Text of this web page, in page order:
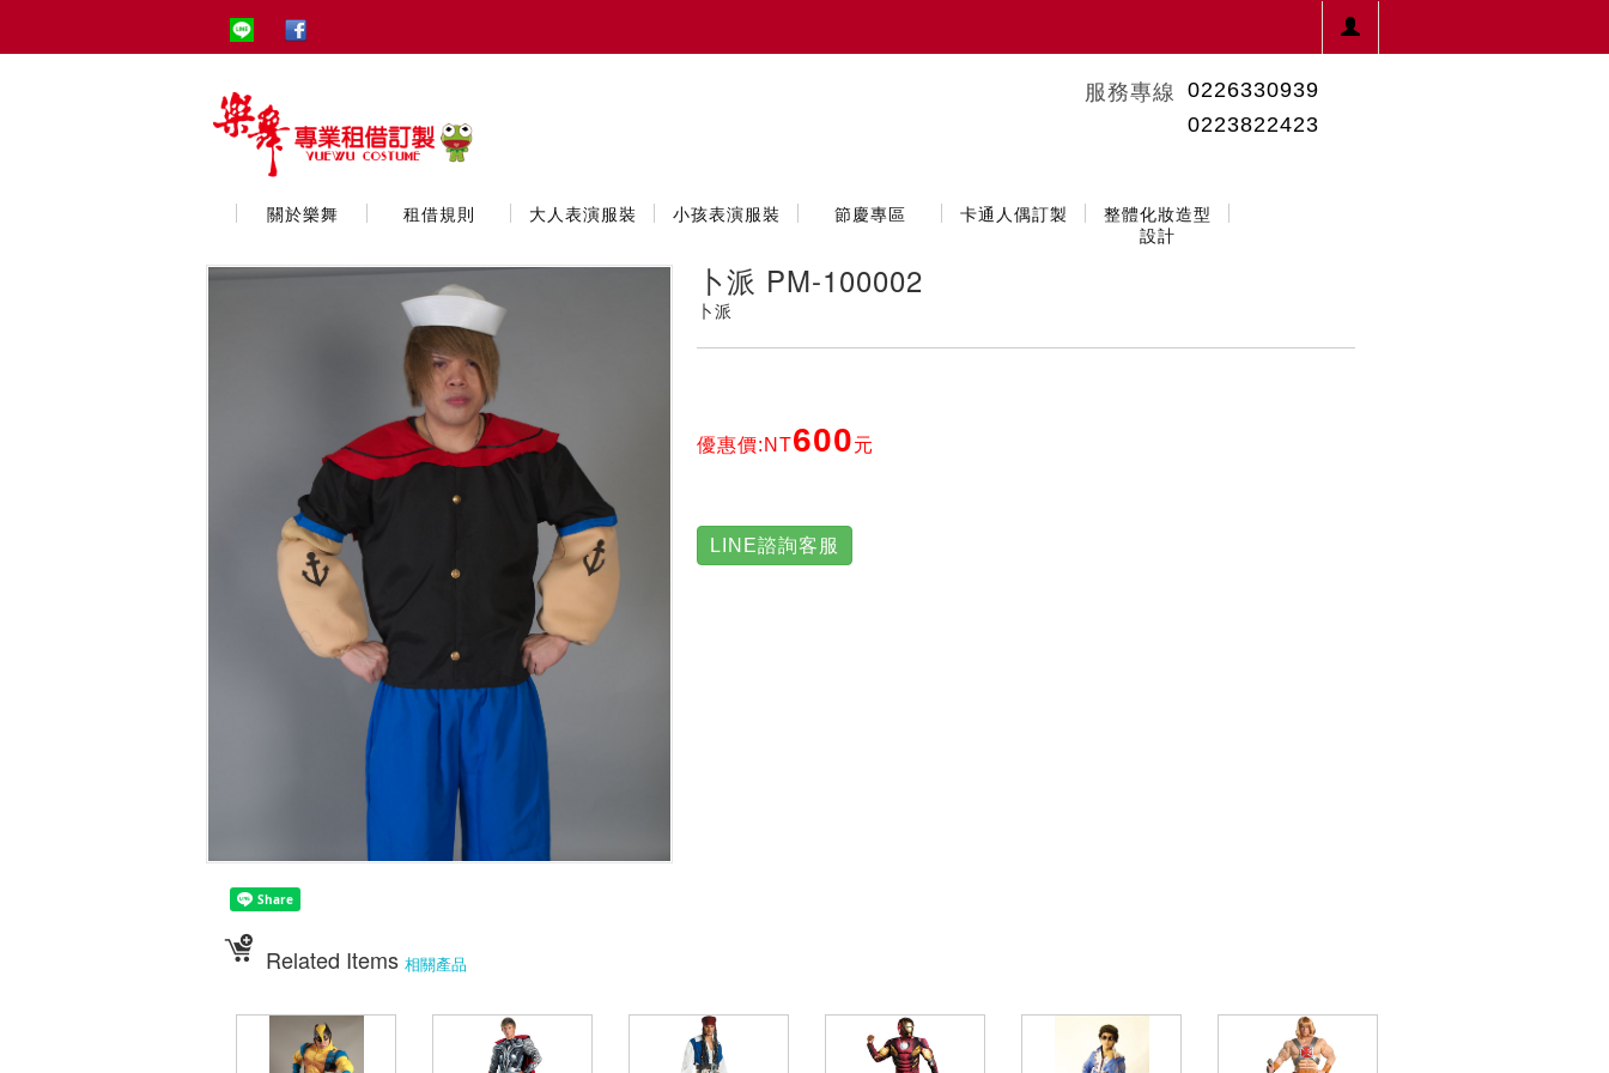
服務專線 0226330939
0223822423
關於樂舞 租借規則 大人表演服裝 小孩表演服裝 節慶專區 卡通人偶訂製
整體化妝造型
設計
卜派 PM-100002
卜派
優惠價:NT600元
LINE諮詢客服
Related Items 相關產品